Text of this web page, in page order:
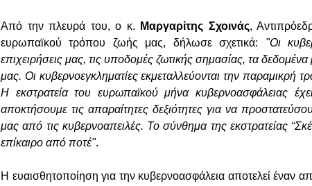
Από την πλευρά του, ο κ. Μαργαρίτης Σχοινάς,
ευρωπαϊκού τρόπου ζωής μας, δήλωσε σχετικά: "Οι
επιχειρήσεις μας, τις υποδομές ζωτικής σημασίας, τα
μας. Οι κυβερνοεγκληματίες εκμεταλλεύονται την παραμικρή
Η εκστρατεία του ευρωπαϊκού μήνα κυβερνοασφάλειας
αποκτήσουμε τις απαραίτητες δεξιότητες για να
μας από τις κυβερνοαπειλές. Το σύνθημα της εκστρατείας
επίκαιρο από ποτέ".
Η ευαισθητοποίηση για την κυβερνοασφάλεια αποτελεί έναν